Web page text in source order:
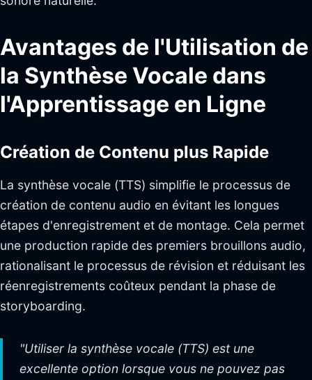
Avantages de l'Utilisation de
la Synthèse Vocale dans
l'Apprentissage en Ligne
Création de Contenu plus Rapide
La synthèse vocale (TTS) simplifie le processus de
création de contenu audio en évitant les longues
étapes d'enregistrement et de montage. Cela permet
une production rapide des premiers brouillons audio,
rationalisant le processus de révision et réduisant les
réenregistrements coûteux pendant la phase de
storyboarding.
"Utiliser la synthèse vocale (TTS) est une
excellente option lorsque vous ne pouvez pas